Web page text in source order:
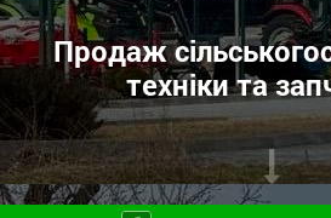
Продаж
техніки та